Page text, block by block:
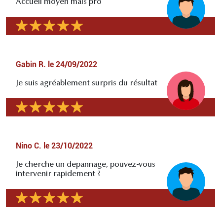
Accueil moyen mais pro
Gabin R. le 24/09/2022
Je suis agréablement surpris du résultat
Nino C. le 23/10/2022
Je cherche un depannage, pouvez-vous
intervenir rapidement ?